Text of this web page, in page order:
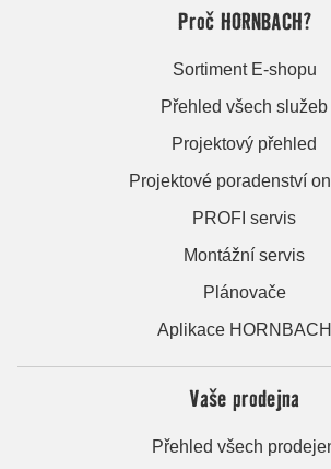
Proč HORNBACH?
Sortiment E-shopu
Přehled všech služeb
Projektový přehled
Projektové poradenství
PROFI servis
Montážní servis
Plánovače
Aplikace HORNBACH
Vaše prodejna
Přehled všech